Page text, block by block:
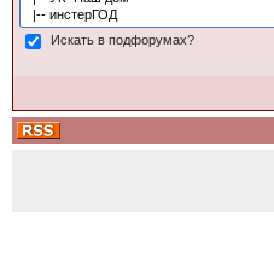
Искать в подфорумах?